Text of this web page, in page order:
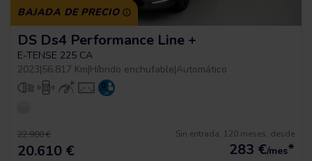
BAJADA DE PRECIO
DS Ds4 Performance Line +
E-TENSE 225 CA
2023|56.817 Km|Híbrido enchufable|Automático
22.900 €
20.610 €
Sin entrada, 120 meses, desde
283 €/mes*